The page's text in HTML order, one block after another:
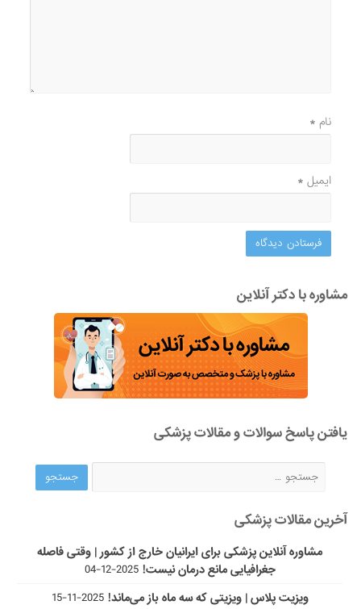
نام*
ایمیل*
مشاوره با دکتر آنلاین
یافتن پاسخ سوالات و مقالات پزشکی
آخرین مقالات پزشکی
مشاوره آنلاین پزشکی برای ایرانیان خارج از کشور | وقتی فاصله
جغرافیایی مانع درمان نیست! 2025-12-04
ویزیت پلاس | ویزیتی که سه ماه باز می‌ماند! 2025-11-15